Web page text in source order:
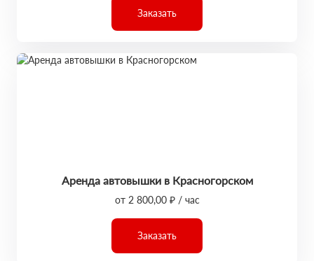
Заказать
Аренда автовышки в Красногорском
от 2 800,00 ₽ / час
Заказать